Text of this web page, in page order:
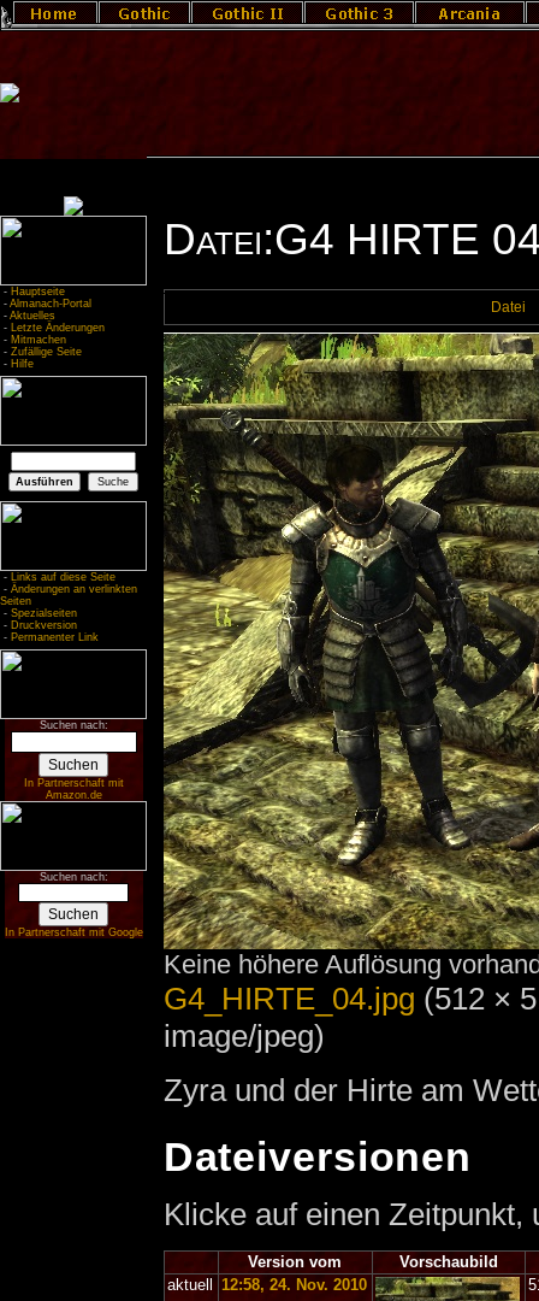
- Hauptseite
- Almanach-Portal
- Aktuelles
- Letzte Änderungen
- Mitmachen
- Zufällige Seite
- Hilfe
- Links auf diese Seite
- Änderungen an verlinkten
Seiten
- Spezialseiten
- Druckversion
- Permanenter Link
Suchen nach:
In Partnerschaft mit
Amazon.de
Suchen nach:
In Partnerschaft mit Google
Datei:G4 HIRTE
Datei
Keine höhere Auflösung
G4_HIRTE_04.jpg (512 ×
image/jpeg)
Zyra und der Hirte am
Dateiversionen
Klicke auf einen
Version vom
Vorschaubild
aktuell
12:58, 24. Nov. 2010